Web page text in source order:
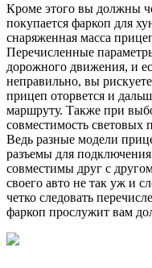
Кроме этого вы должны
покупается фаркоп для
снаряженная масса
Перечисленные
дорожного движения, и
неправильно, вы
прицеп оторвется и
маршруту. Также при
совместимость
Ведь разные модели
разъемы для
совместимы друг с
своего авто не так уж и
четко следовать
фаркоп прослужит вам